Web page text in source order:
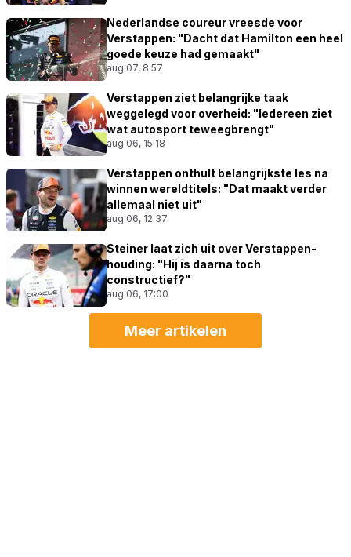
Nederlandse coureur vreesde voor
Verstappen: "Dacht dat Hamilton een heel
goede keuze had gemaakt"
aug 07, 8:57
Verstappen ziet belangrijke taak
weggelegd voor overheid: "Iedereen ziet
wat autosport teweegbrengt"
aug 06, 15:18
Verstappen onthult belangrijkste les na
winnen wereldtitels: "Dat maakt verder
allemaal niet uit"
aug 06, 12:37
Steiner laat zich uit over Verstappen-
houding: "Hij is daarna toch
constructief?"
aug 06, 17:00
Meer artikelen